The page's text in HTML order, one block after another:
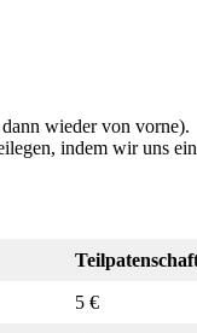
wieder von vorne).
indem wir uns
5 €